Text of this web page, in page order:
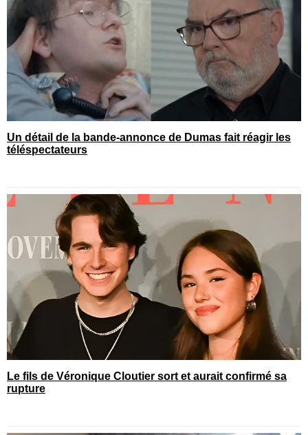
Un détail de la bande-annonce de Dumas fait réagir les
téléspectateurs
Le fils de Véronique Cloutier sort et aurait confirmé sa
rupture